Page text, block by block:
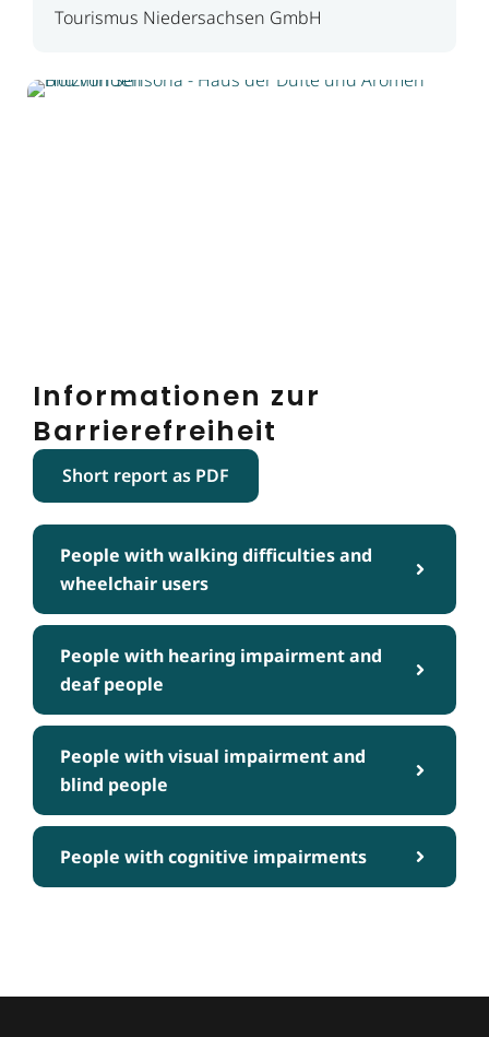
Tourismus Niedersachsen GmbH
Informationen zur
Barrierefreiheit
Short report as PDF
People with walking difficulties and
wheelchair users
People with hearing impairment and
deaf people
People with visual impairment and
blind people
People with cognitive impairments